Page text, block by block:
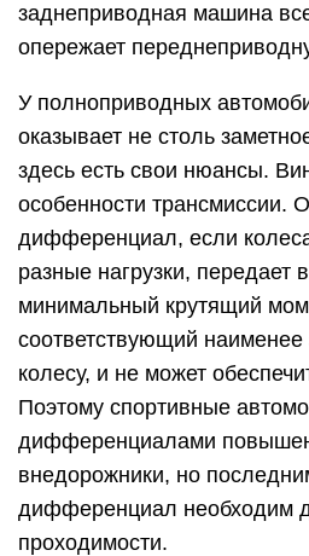
заднеприводная машина
опережает
У полноприводных
оказывает не столь
здесь есть свои нюансы.
особенности трансмиссии.
дифференциал, если
разные нагрузки, передает
минимальный крутящий
соответствующий наименее
колесу, и не может
Поэтому спортивные
дифференциалами
внедорожники, но
дифференциал необходим
проходимости.